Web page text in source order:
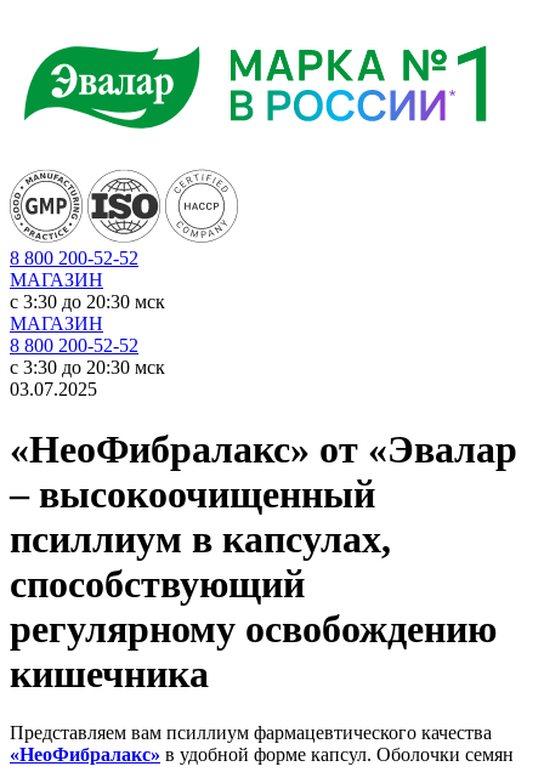
8 800 200-52-52
МАГАЗИН
c 3:30 до 20:30 мск
МАГАЗИН
8 800 200-52-52
c 3:30 до 20:30 мск
03.07.2025
«НеоФибралакс» от «Эвалар
– высокоочищенный
псиллиум в капсулах,
способствующий
регулярному освобождению
кишечника
Представляем вам псиллиум фармацевтического качества
«НеоФибралакс» в удобной форме капсул. Оболочки семян